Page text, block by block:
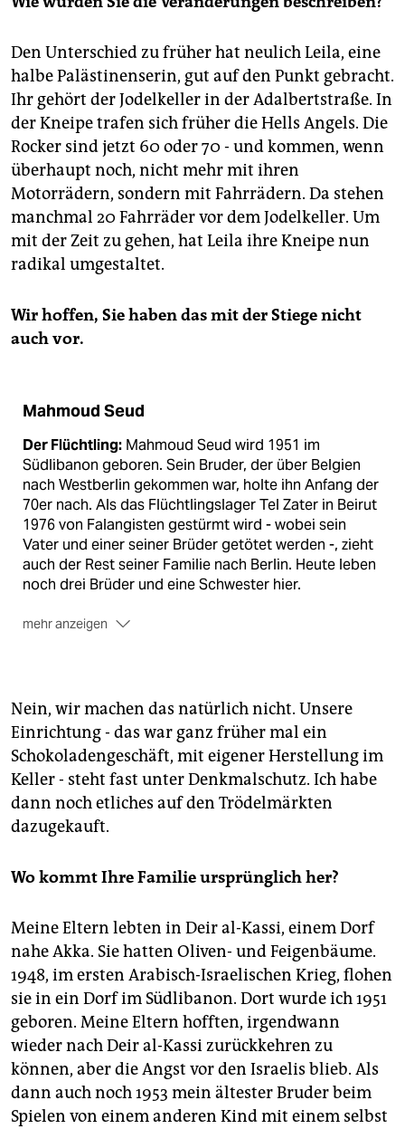
Den Unterschied zu früher hat neulich Leila, eine
halbe Palästinenserin, gut auf den Punkt gebracht.
Ihr gehört der Jodelkeller in der Adalbertstraße. In
der Kneipe trafen sich früher die Hells Angels. Die
Rocker sind jetzt 60 oder 70 - und kommen, wenn
überhaupt noch, nicht mehr mit ihren
Motorrädern, sondern mit Fahrrädern. Da stehen
manchmal 20 Fahrräder vor dem Jodelkeller. Um
mit der Zeit zu gehen, hat Leila ihre Kneipe nun
radikal umgestaltet.
Wir hoffen, Sie haben das mit der Stiege nicht
auch vor.
Mahmoud Seud
Der Flüchtling: Mahmoud Seud wird 1951 im
Südlibanon geboren. Sein Bruder, der über Belgien
nach Westberlin gekommen war, holte ihn Anfang der
70er nach. Als das Flüchtlingslager Tel Zater in Beirut
1976 von Falangisten gestürmt wird - wobei sein
Vater und einer seiner Brüder getötet werden -, zieht
auch der Rest seiner Familie nach Berlin. Heute leben
noch drei Brüder und eine Schwester hier.
mehr anzeigen
Dorf Deir al-Kassi und dem Flüchtlingslager Tel Zater.
In der Stiege gab es sogar mal eine "Pizza Tel Zater".
Sie wurde wieder abgeschafft, weil die von dort
Vertriebenen nicht immer daran erinnert werden
wollten.
Der Berliner:Der 58-Jährige will hierbleiben: "Ich
wohne und lebe in Kreuzberg - wenn ich auch gerne
schätze."
Nein, wir machen das natürlich nicht. Unsere
Einrichtung - das war ganz früher mal ein
Schokoladengeschäft, mit eigener Herstellung im
Keller - steht fast unter Denkmalschutz. Ich habe
dann noch etliches auf den Trödelmärkten
dazugekauft.
Wo kommt Ihre Familie ursprünglich her?
Meine Eltern lebten in Deir al-Kassi, einem Dorf
nahe Akka. Sie hatten Oliven- und Feigenbäume.
1948, im ersten Arabisch-Israelischen Krieg, flohen
sie in ein Dorf im Südlibanon. Dort wurde ich 1951
geboren. Meine Eltern hofften, irgendwann
wieder nach Deir al-Kassi zurückkehren zu
können, aber die Angst vor den Israelis blieb. Als
dann auch noch 1953 mein ältester Bruder beim
Spielen von einem anderen Kind mit einem selbst